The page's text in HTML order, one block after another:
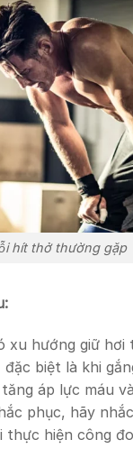
hít thở thường gặp
xu hướng giữ hơi
biệt là khi
áp lực máu
phục, hãy
thực hiện công